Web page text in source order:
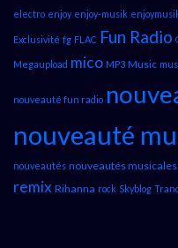
electro enjoy enjoy-musik
Exclusivité fg FLAC Fun Radio
Megaupload mico MP3 Music
nouveauté fun radio
nouveauté
nouveautés nouveautés musicales
remix Rihanna rock Skyblog